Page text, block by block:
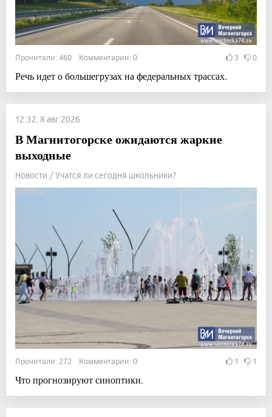
Прочитали: 460 Комментарии: 0 3 0
Речь идет о большегрузах на федеральных трассах.
12:32, 8 авг 2026
В Магнитогорске ожидаются жаркие
выходные
Новости / Учатся ли сегодня школьники?
Прочитали: 272 Комментарии: 0 1 1
Что прогнозируют синоптики.